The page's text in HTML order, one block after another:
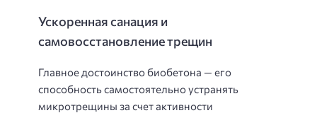
Ускоренная санация и
самовосстановление трещин
Главное достоинство биобетона — его
способность самостоятельно устранять
микротрещины за счет активности